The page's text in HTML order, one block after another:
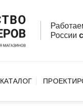
России
КАТАЛОГ